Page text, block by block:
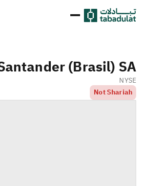
(Brasil) SA
NYSE
Not Shariah